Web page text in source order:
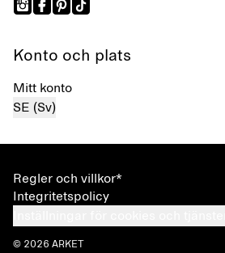
Konto och plats
Mitt konto
SE (Sv)
Regler och villkor*
Integritetspolicy
© 2026 ARKET